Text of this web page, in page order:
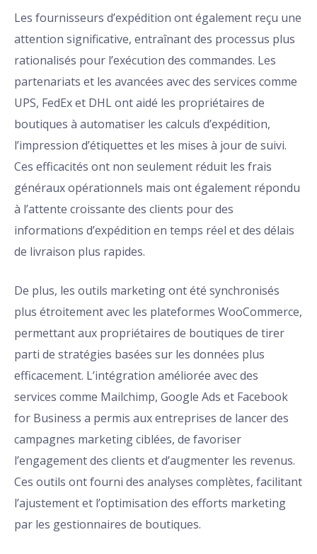
Les fournisseurs d’expédition ont également reçu une
attention significative, entraînant des processus plus
rationalisés pour l’exécution des commandes. Les
partenariats et les avancées avec des services comme
UPS, FedEx et DHL ont aidé les propriétaires de
boutiques à automatiser les calculs d’expédition,
l’impression d’étiquettes et les mises à jour de suivi.
Ces efficacités ont non seulement réduit les frais
généraux opérationnels mais ont également répondu
à l’attente croissante des clients pour des
informations d’expédition en temps réel et des délais
de livraison plus rapides.
De plus, les outils marketing ont été synchronisés
plus étroitement avec les plateformes WooCommerce,
permettant aux propriétaires de boutiques de tirer
parti de stratégies basées sur les données plus
efficacement. L’intégration améliorée avec des
services comme Mailchimp, Google Ads et Facebook
for Business a permis aux entreprises de lancer des
campagnes marketing ciblées, de favoriser
l’engagement des clients et d’augmenter les revenus.
Ces outils ont fourni des analyses complètes, facilitant
l’ajustement et l’optimisation des efforts marketing
par les gestionnaires de boutiques.